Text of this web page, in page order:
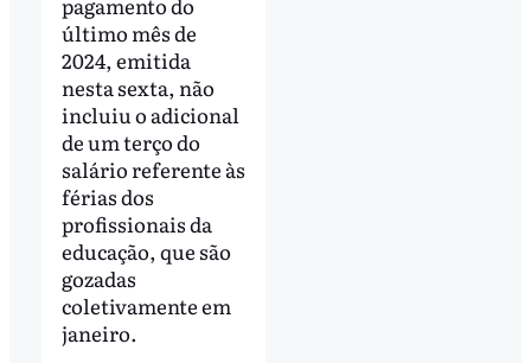
último mês de
2024, emitida
nesta sexta, não
incluiu o adicional
de um terço do
salário referente às
férias dos
profissionais da
educação, que são
gozadas
coletivamente em
janeiro.